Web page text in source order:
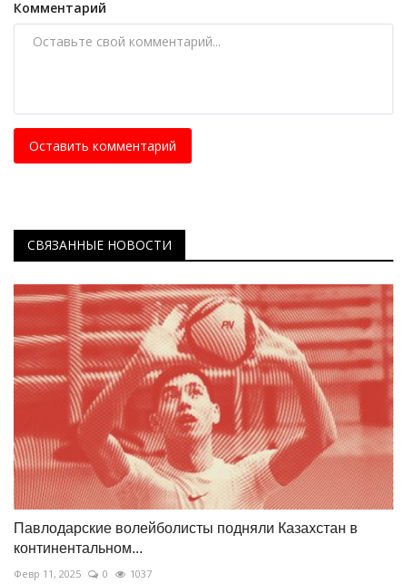
Комментарий
Оставить комментарий
СВЯЗАННЫЕ НОВОСТИ
Павлодарские волейболисты подняли Казахстан в
континентальном...
Февр 11, 2025 0 1037